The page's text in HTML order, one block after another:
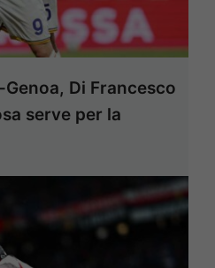
Di Francesco
serve per la